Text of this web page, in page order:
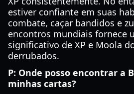
estiver confiante em suas
combate, caçar bandidos e
encontros mundiais fornece
significativo de XP e Moola
derrubados.
P: Onde posso encontrar a
minhas cartas?